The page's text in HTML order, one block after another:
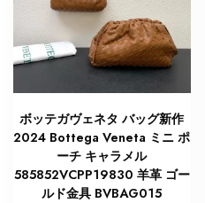
ボッテガヴェネタ バッグ新作
2024 Bottega Veneta ミニ ポ
ーチ キャラメル
585852VCPP19830 羊革 ゴー
ルド金具 BVBAG015